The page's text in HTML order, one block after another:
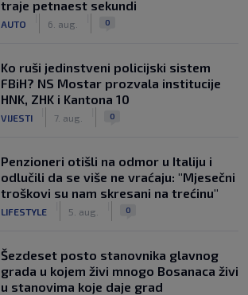
traje petnaest sekundi
AUTO 6. aug. 0
Ko ruši jedinstveni policijski sistem
FBiH? NS Mostar prozvala institucije
HNK, ZHK i Kantona 10
VIJESTI 7. aug. 0
Penzioneri otišli na odmor u Italiju i
odlučili da se više ne vraćaju: "Mjesečni
troškovi su nam skresani na trećinu"
LIFESTYLE 5. aug. 0
Šezdeset posto stanovnika glavnog
grada u kojem živi mnogo Bosanaca živi
u stanovima koje daje grad